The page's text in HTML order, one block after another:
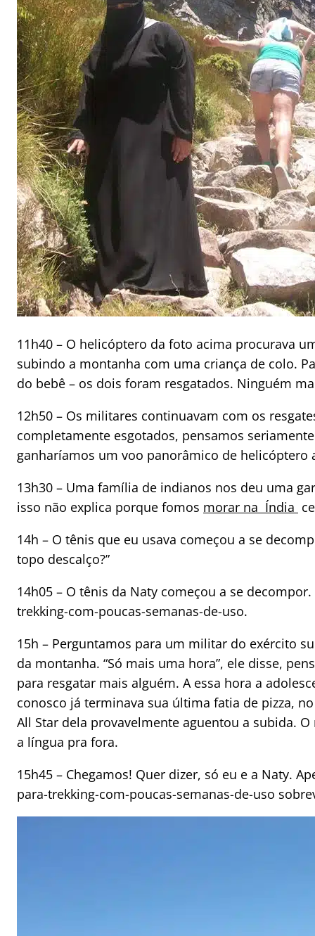
11h40 – O helicóptero da foto acima procurava
subindo a montanha com uma criança de colo.
do bebê – os dois foram resgatados. Ninguém
12h50 – Os militares continuavam com os
completamente esgotados, pensamos
ganharíamos um voo panorâmico de
13h30 – Uma família de indianos nos deu uma
isso não explica porque fomos morar na Índia
14h – O tênis que eu usava começou a se
topo descalço?”
14h05 – O tênis da Naty começou a se
trekking-com-poucas-semanas-de-uso.
15h – Perguntamos para um militar do exército
da montanha. “Só mais uma hora”, ele disse,
para resgatar mais alguém. A essa hora a
conosco já terminava sua última fatia de pizza,
All Star dela provavelmente aguentou a subida.
a língua pra fora.
15h45 – Chegamos! Quer dizer, só eu e a Naty.
para-trekking-com-poucas-semanas-de-uso